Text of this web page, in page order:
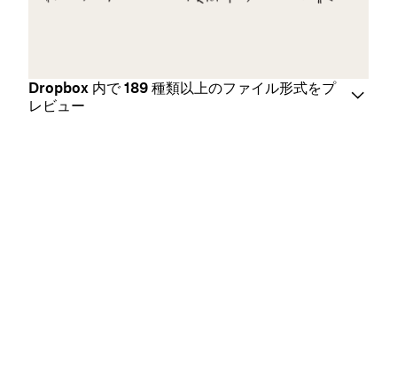
Dropbox 内で 189 種類以上のファイル形式をプ
レビュー